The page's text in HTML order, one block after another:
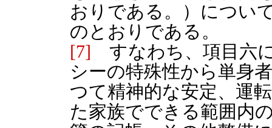
おりである。）につい
のとおりである。
[7] すなわち、項目六
シーの特殊性から単身
つて精神的な安定、運
た家族でできる範囲内